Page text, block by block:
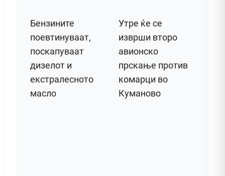
Бензините
поевтинуваат,
поскапуваат
дизелот и
екстралесното
масло
Утре ќе се
изврши второ
авионско
прскање против
комарци во
Куманово